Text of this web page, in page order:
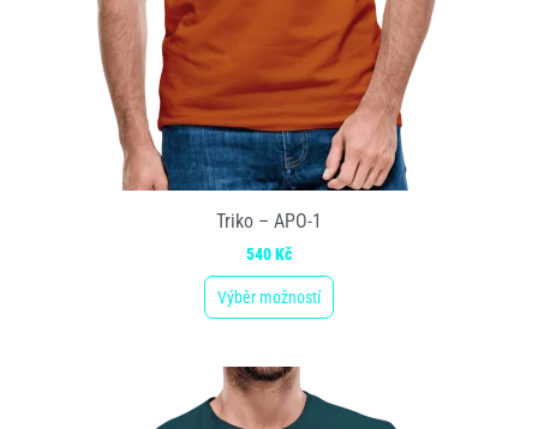
Triko – APO-1
540Kč
Výběr možností